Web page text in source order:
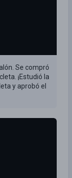
Se compró
¡Estudió la
y aprobó el